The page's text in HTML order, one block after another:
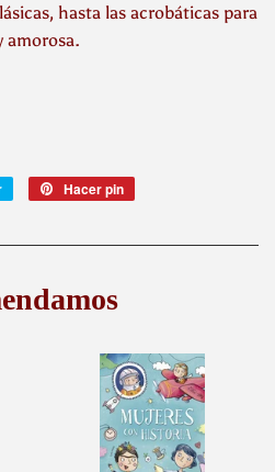
hasta las acrobáticas para
amorosa.
Tuitear Hacer pin